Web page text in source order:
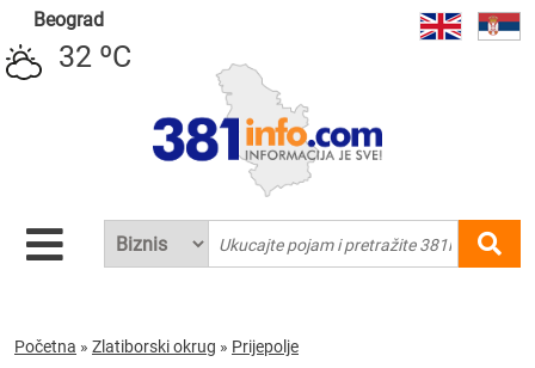
Beograd
32 ºC
Početna » Zlatiborski okrug » Prijepolje